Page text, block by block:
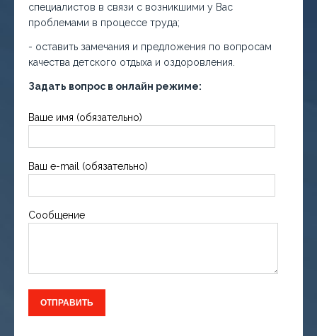
специалистов в связи с возникшими у Вас
проблемами в процессе труда;
- оставить замечания и предложения по вопросам
качества детского отдыха и оздоровления.
Задать вопрос в онлайн режиме:
Ваше имя (обязательно)
Ваш e-mail (обязательно)
Сообщение